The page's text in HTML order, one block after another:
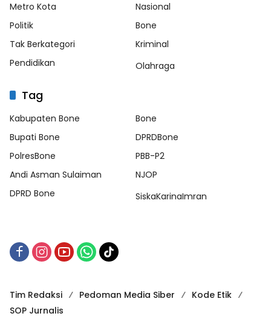
Metro Kota
Nasional
Politik
Bone
Tak Berkategori
Kriminal
Pendidikan
Olahraga
Tag
Kabupaten Bone
Bone
Bupati Bone
DPRDBone
PolresBone
PBB-P2
Andi Asman Sulaiman
NJOP
DPRD Bone
SiskaKarinaImran
Tim Redaksi Pedoman Media Siber
Kode Etik
SOP Jurnalis